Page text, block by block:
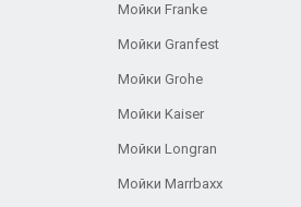
Мойки Franke
Мойки Granfest
Мойки Grohe
Мойки Kaiser
Мойки Longran
Мойки Marrbaxx